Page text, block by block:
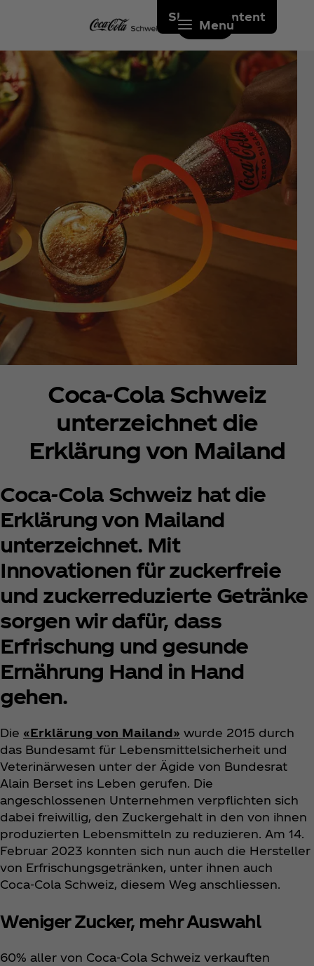
Skip to content
Menu
Coca‑Cola Schweiz
unterzeichnet die
Erklärung von Mailand
Coca‑Cola Schweiz hat die
Erklärung von Mailand
unterzeichnet. Mit
Innovationen für zuckerfreie
und zuckerreduzierte Getränke
sorgen wir dafür, dass
Erfrischung und gesunde
Ernährung Hand in Hand
gehen.
Die «Erklärung von Mailand» wurde 2015 durch
das Bundesamt für Lebensmittelsicherheit und
Veterinärwesen unter der Ägide von Bundesrat
Alain Berset ins Leben gerufen. Die
angeschlossenen Unternehmen verpflichten sich
dabei freiwillig, den Zuckergehalt in den von ihnen
produzierten Lebensmitteln zu reduzieren. Am 14.
Februar 2023 konnten sich nun auch die Hersteller
von Erfrischungsgetränken, unter ihnen auch
Coca‑Cola Schweiz, diesem Weg anschliessen.
Weniger Zucker, mehr Auswahl
60% aller von Coca‑Cola Schweiz verkauften